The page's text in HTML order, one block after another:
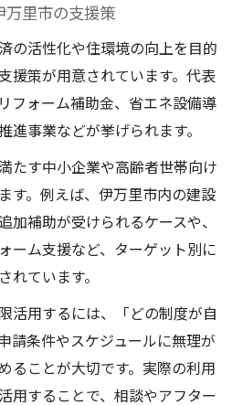
万里市の支援策
の活性化や住環境の向上を目的
援策が用意されています。代表
フォーム補助金、省エネ設備導
進事業などが挙げられます。
たす中小企業や高齢者世帯向け
す。例えば、伊万里市内の建設
加補助が受けられるケースや、
ーム支援など、ターゲット別に
れています。
活用するには、「どの制度が自
請条件やスケジュールに無理が
ることが大切です。実際の利用
用することで、相談やアフター